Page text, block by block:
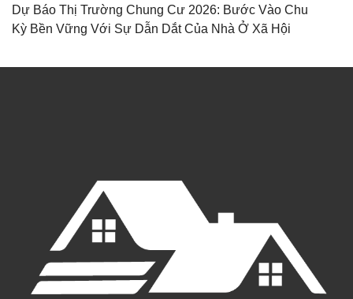
Dự Báo Thị Trường Chung Cư 2026: Bước Vào Chu
Kỳ Bền Vững Với Sự Dẫn Dắt Của Nhà Ở Xã Hội